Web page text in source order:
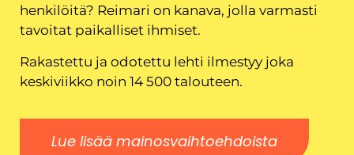
henkilöitä? Reimari on kanava, jolla varmasti
tavoitat paikalliset ihmiset.
Rakastettu ja odotettu lehti ilmestyy joka
keskiviikko noin 14 500 talouteen.
Lue lisää mainosvaihtoehdoista